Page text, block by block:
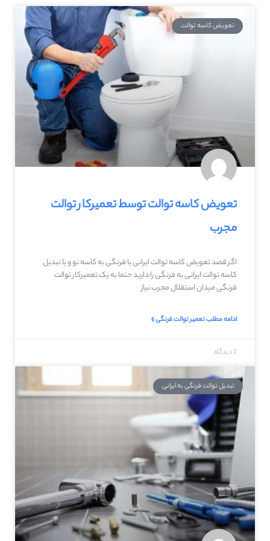
تعویض کاسه توالت
تعویض کاسه توالت توسط تعمیرکار توالت
مجرب
اگر قصد تعویض کاسه توالت ایرانی یا فرنگی به کاسه نو و یا تبدیل
کاسه توالت ایرانی به فرنگی را دارید حتما به یک تعمیرکار توالت
فرنگی میدان استقلال مجرب نیاز
ادامه مطلب تعمیر توالت فرنگی »
2 دیدگاه
تبدیل توالت فرنگی به ایرانی